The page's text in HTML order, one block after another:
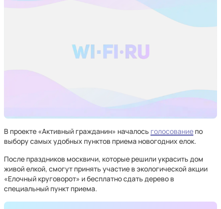
В проекте «Активный гражданин» началось голосование по
выбору самых удобных пунктов приема новогодних елок.
После праздников москвичи, которые решили украсить дом
живой елкой, смогут принять участие в экологической акции
«Елочный круговорот» и бесплатно сдать дерево в
специальный пункт приема.